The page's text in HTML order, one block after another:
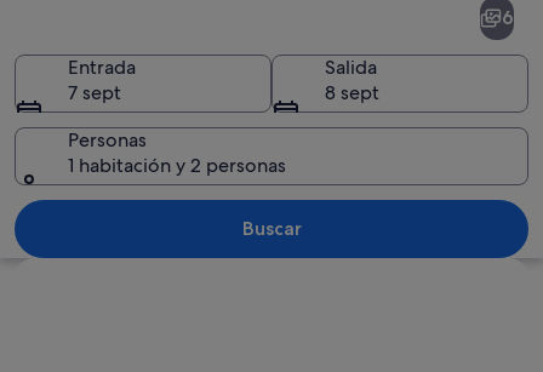
Bains
Una plaza histórica con una torre
6
Entrada
7 sept
Salida
8 sept
Personas
1 habitación y 2 personas
Buscar